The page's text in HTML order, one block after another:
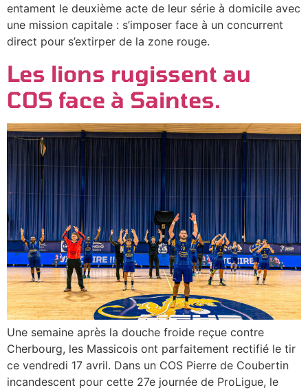
entament le deuxième acte de leur série à domicile avec
une mission capitale : s’imposer face à un concurrent
direct pour s’extirper de la zone rouge.
Les lions rugissent au
COS face à Saintes.
Une semaine après la douche froide reçue contre
Cherbourg, les Massicois ont parfaitement rectifié le tir
ce vendredi 17 avril. Dans un COS Pierre de Coubertin
incandescent pour cette 27e journée de ProLigue, le